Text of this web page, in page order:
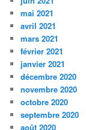
mai 2021
avril 2021
mars 2021
février 2021
janvier 2021
décembre 2020
novembre 2020
octobre 2020
septembre 2020
août 2020